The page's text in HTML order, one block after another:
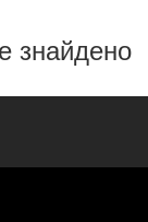
знайдено